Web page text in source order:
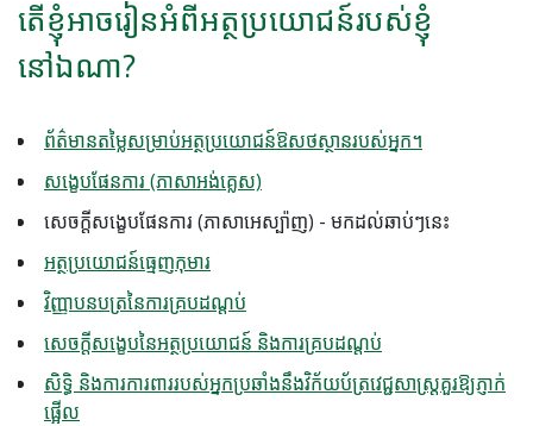
តើខ្ញុំអាចរៀនអំពីអត្ថប្រយោជន៍របស់ខ្ញុំ
នៅឯណា?
ព័ត៌មានតម្លៃសម្រាប់អត្ថប្រយោជន៍ឱសថស្ថានរបស់អ្នក។
សង្ខេបផែនការ (ភាសាអង់គ្លេស)
សេចក្តីសង្ខេបផែនការ (ភាសាអេស្ប៉ាញ) - មកដល់ឆាប់ៗនេះ
អត្ថប្រយោជន៍ធ្មេញកុមារ
វិញ្ញាបនបត្រនៃការគ្របដណ្តប់
សេចក្តីសង្ខេបនៃអត្ថប្រយោជន៍ និងការគ្របដណ្តប់
សិទ្ធិ និងការការពាររបស់អ្នកប្រឆាំងនឹងវិក័យប័ត្រវេជ្ជសាស្ត្រគួរឱ្យភ្ញាក់
ផ្អើល